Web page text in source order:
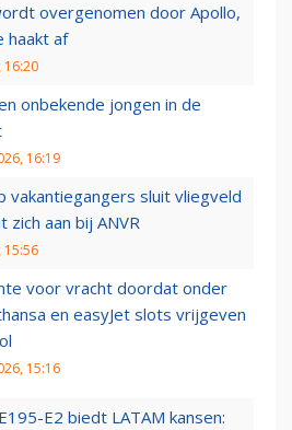
overgenomen door Apollo,
haakt af
16:20
onbekende jongen in de
16:19
vakantiegangers sluit vliegveld
zich aan bij ANVR
15:56
voor vracht doordat onder
en easyJet slots vrijgeven
15:16
E2 biedt LATAM kansen: